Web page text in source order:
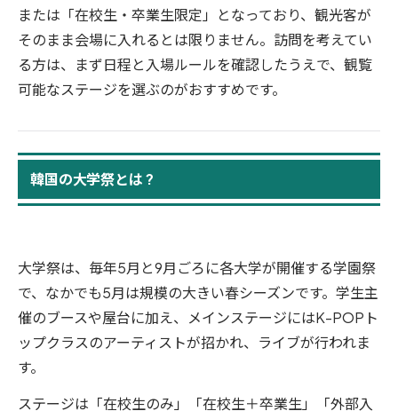
または「在校生・卒業生限定」となっており、観光客が
そのまま会場に入れるとは限りません。訪問を考えてい
る方は、まず日程と入場ルールを確認したうえで、観覧
可能なステージを選ぶのがおすすめです。
韓国の大学祭とは ?
大学祭は、毎年5月と9月ごろに各大学が開催する学園祭
で、なかでも5月は規模の大きい春シーズンです。学生主
催のブースや屋台に加え、メインステージにはK-POPト
ップクラスのアーティストが招かれ、ライブが行われま
す。
ステージは「在校生のみ」「在校生＋卒業生」「外部入